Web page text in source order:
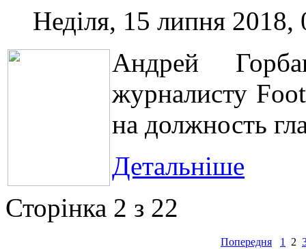
Неділя, 15 липня 2018,
Андрей
журналисту
на должность
Детальніше
Сторінка 2 з 22
Попередня 1 2